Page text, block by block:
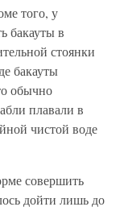
того, у
бакауты в
стоянки
бакауты
обычно
плавали в
чистой воде
совершить
дойти лишь до